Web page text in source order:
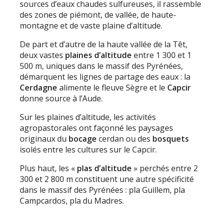
sources d’eaux chaudes sulfureuses, il rassemble
des zones de piémont, de vallée, de haute-
montagne et de vaste plaine d’altitude.
De part et d’autre de la haute vallée de la Têt,
deux vastes plaines d’altitude entre 1 300 et 1
500 m, uniques dans le massif des Pyrénées,
démarquent les lignes de partage des eaux : la
Cerdagne alimente le fleuve Sègre et le Capcir
donne source à l’Aude.
Sur les plaines d’altitude, les activités
agropastorales ont façonné les paysages
originaux du bocage cerdan ou des bosquets
isolés entre les cultures sur le Capcir.
Plus haut, les « plas d’altitude » perchés entre 2
300 et 2 800 m constituent une autre spécificité
dans le massif des Pyrénées : pla Guillem, pla
Campcardos, pla du Madres.